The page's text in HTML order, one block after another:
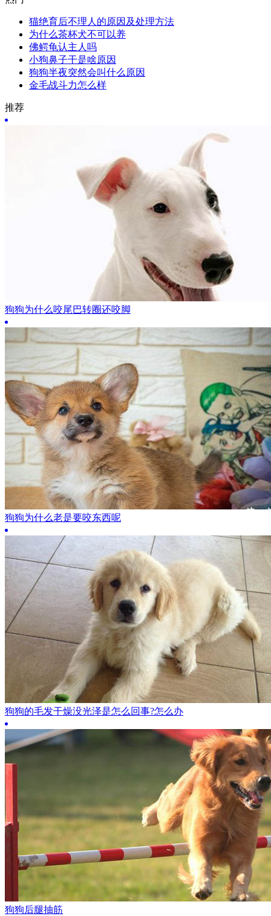
猫绝育后不理人的原因及处理方法
为什么茶杯犬不可以养
佛鳄龟认主人吗
小狗鼻子干是啥原因
狗狗半夜突然会叫什么原因
金毛战斗力怎么样
推荐
狗狗为什么咬尾巴转圈还咬脚
狗狗为什么老是要咬东西呢
狗狗的毛发干燥没光泽是怎么回事?怎么办
狗狗后腿抽筋